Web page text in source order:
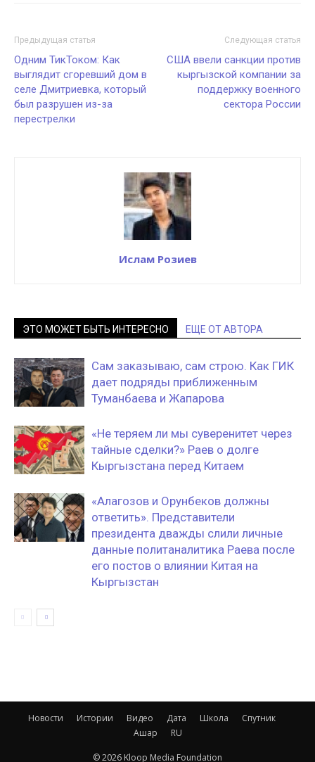
Предыдущая статья
Одним ТикТоком: Как
выглядит сгоревший дом в
селе Дмитриевка, который
был разрушен из-за
перестрелки
Следующая статья
США ввели санкции против
кыргызской компании за
поддержку военного
сектора России
Ислам Розиев
ЭТО МОЖЕТ БЫТЬ ИНТЕРЕСНО ЕЩЕ ОТ АВТОРА
Сам заказываю, сам строю. Как ГИК
дает подряды приближенным
Туманбаева и Жапарова
«Не теряем ли мы суверенитет через
тайные сделки?» Раев о долге
Кыргызстана перед Китаем
«Алагозов и Орунбеков должны
ответить». Представители
президента дважды слили личные
данные политаналитика Раева после
его постов о влиянии Китая на
Кыргызстан
Новости Истории Видео Дата Школа
Спутник
Ашар
RU
© 2026 Kloop Media Foundation